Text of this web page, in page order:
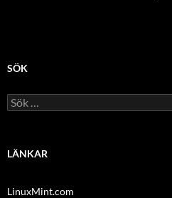
SÖK
Sök
efter:
LÄNKAR
LinuxMint.com